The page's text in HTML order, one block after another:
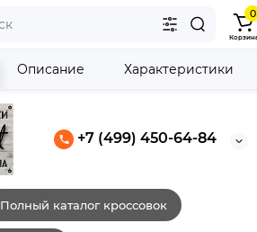
+7 (499) 450-64-84
0
Полный каталог кроссовок
Описание Характеристики